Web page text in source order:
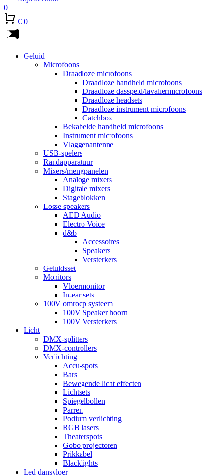
0
€ 0
Geluid
Microfoons
Draadloze microfoons
Draadloze handheld microfoons
Draadloze dasspeld/lavaliermicrofoons
Draadloze headsets
Draadloze instrument microfoons
Catchbox
Bekabelde handheld microfoons
Instrument microfoons
Vlaggenantenne
USB-spelers
Randapparatuur
Mixers/mengpanelen
Analoge mixers
Digitale mixers
Stageblokken
Losse speakers
AED Audio
Electro Voice
d&b
Accessoires
Speakers
Versterkers
Geluidsset
Monitors
Vloermonitor
In-ear sets
100V omroep systeem
100V Speaker hoorn
100V Versterkers
Licht
DMX-splitters
DMX-controllers
Verlichting
Accu-spots
Bars
Bewegende licht effecten
Lichtsets
Spiegelbollen
Parren
Podium verlichting
RGB lasers
Theaterspots
Gobo projectoren
Prikkabel
Blacklights
Led dansvloer